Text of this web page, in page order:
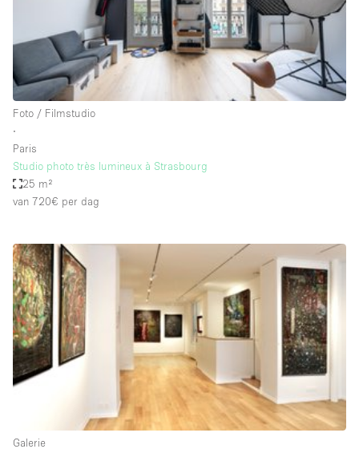
Badkamer
Bar
Begane grond
Beveiligingssysteem
Concierge
Dakterras
Drankvergunning
Etalage
Grote entree
Haussmann-stijl
Industrieel
Internet
Keuken
Foto / Filmstudio
∙
Paris
Studio photo très lumineux à Strasbourg
25 m²
van 720€ per dag
Galerie